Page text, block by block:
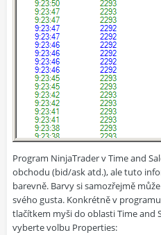
Program NinjaTrader v Time and
obchodu (bid/ask atd.), ale tuto
barevně. Barvy si samozřejmě
svého gusta. Konkrétně v
tlačítkem myši do oblasti Time and
vyberte volbu Properties: